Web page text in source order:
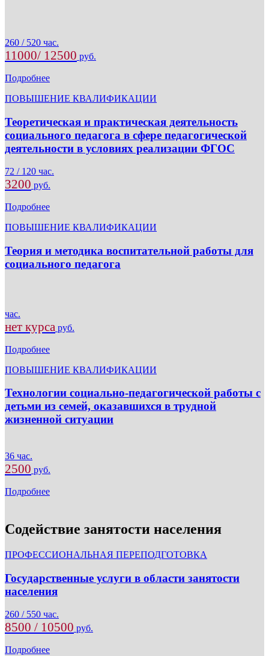
260 / 520 час.
11000/ 12500 руб.
Подробнее
ПОВЫШЕНИЕ КВАЛИФИКАЦИИ
Теоретическая и практическая деятельность
социального педагога в сфере педагогической
деятельности в условиях реализации ФГОС
72 / 120 час.
3200 руб.
Подробнее
ПОВЫШЕНИЕ КВАЛИФИКАЦИИ
Теория и методика воспитательной работы для
социального педагога
час.
нет курса руб.
Подробнее
ПОВЫШЕНИЕ КВАЛИФИКАЦИИ
Технологии социально-педагогической работы с
детьми из семей, оказавшихся в трудной
жизненной ситуации
36 час.
2500 руб.
Подробнее
Содействие занятости населения
ПРОФЕССИОНАЛЬНАЯ ПЕРЕПОДГОТОВКА
Государственные услуги в области занятости
населения
260 / 550 час.
8500 / 10500 руб.
Подробнее